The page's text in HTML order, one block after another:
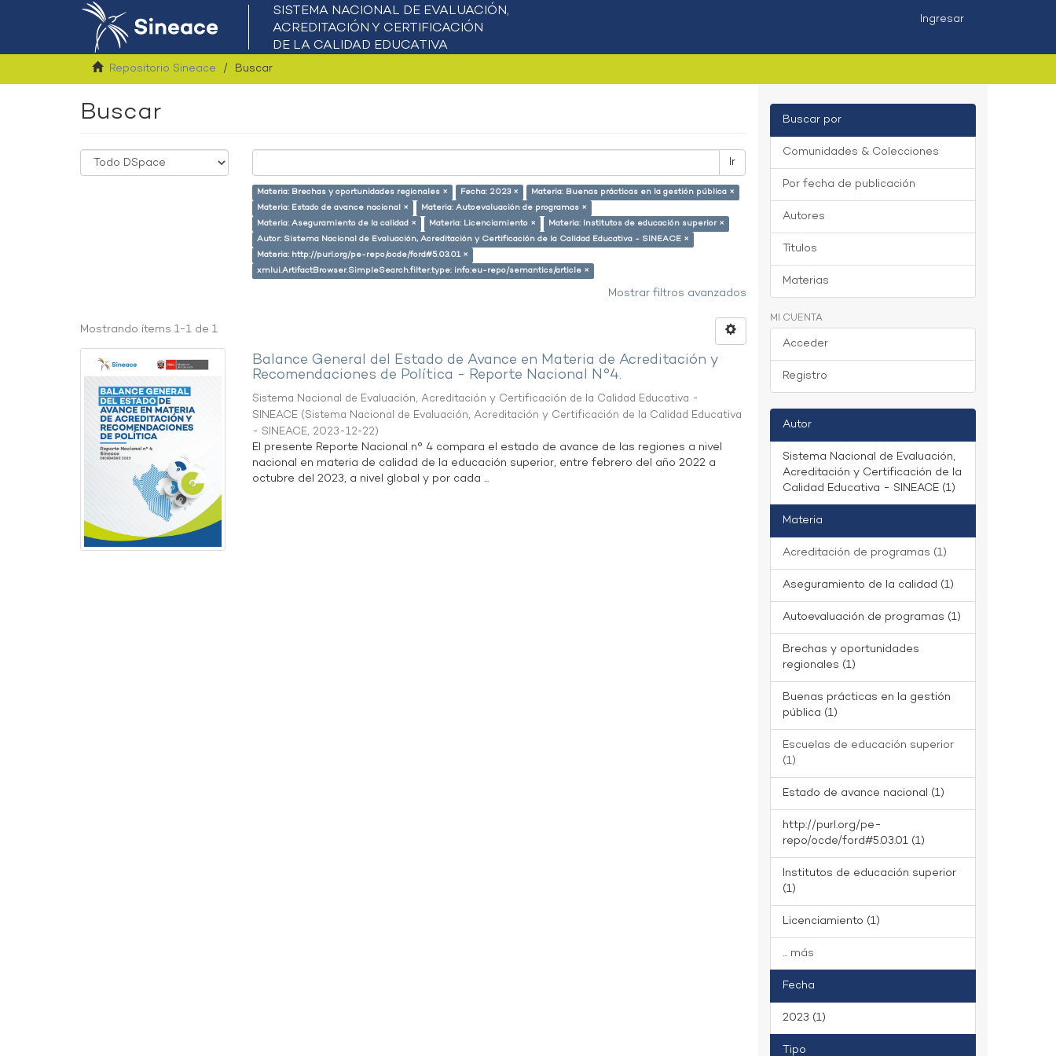
Ingresar
Repositorio Sineace Buscar
Buscar
Ir
Materia: Brechas y oportunidades regionales × Fecha: 2023 ×
Materia: Buenas prácticas en la gestión pública ×
Materia: Estado de avance nacional ×
Materia: Autoevaluación de programas ×
Materia: Aseguramiento de la calidad ×
Materia: Licenciamiento ×
Materia: Institutos de educación superior ×
Autor: Sistema Nacional de Evaluación, Acreditación y Certificación de la Calidad Educativa - SINEACE ×
Materia: http://purl.org/pe-repo/ocde/ford#5.03.01 ×
xmlui.ArtifactBrowser.SimpleSearch.filter.type: info:eu-repo/semantics/article ×
Mostrar filtros avanzados
Mostrando ítems 1-1 de 1
Balance General del Estado de Avance en Materia de Acreditación y
Recomendaciones de Política - Reporte Nacional N°4.
Sistema Nacional de Evaluación, Acreditación y Certificación de la Calidad Educativa -
SINEACE (Sistema Nacional de Evaluación, Acreditación y Certificación de la Calidad Educativa
- SINEACE, 2023-12-22)
El presente Reporte Nacional n° 4 compara el estado de avance de las regiones a nivel
nacional en materia de calidad de la educación superior, entre febrero del año 2022 a
octubre del 2023, a nivel global y por cada ...
Buscar por
Comunidades & Colecciones
Por fecha de publicación
Autores
Títulos
Materias
MI CUENTA
Acceder
Registro
Autor
Sistema Nacional de Evaluación,
Acreditación y Certificación de la
Calidad Educativa - SINEACE (1)
Materia
Acreditación de programas (1)
Aseguramiento de la calidad (1)
Autoevaluación de programas (1)
Brechas y oportunidades
regionales (1)
Buenas prácticas en la gestión
pública (1)
Escuelas de educación superior
(1)
Estado de avance nacional (1)
http://purl.org/pe-
repo/ocde/ford#5.03.01 (1)
Institutos de educación superior
(1)
Licenciamiento (1)
... más
Fecha
2023 (1)
Tipo